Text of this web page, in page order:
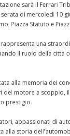
sarà il Ferrari
di mercoledì 10
Piazza Statuto e
una
il ruolo della città
alla memoria dei
motore a scoppio,
prestigio.
appassionati di
alla storia